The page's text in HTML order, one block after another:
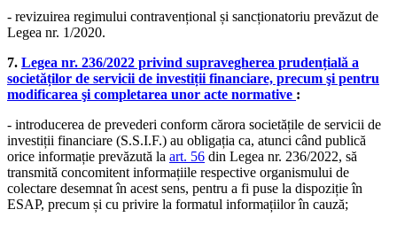
- revizuirea regimului contravențional și sancționatoriu prevăzut de
Legea nr. 1/2020.
7. Legea nr. 236/2022 privind supravegherea prudențială a
societăților de servicii de investiții financiare, precum şi pentru
modificarea şi completarea unor acte normative :
- introducerea de prevederi conform cărora societățile de servicii de
investiții financiare (S.S.I.F.) au obligația ca, atunci când publică
orice informație prevăzută la art. 56 din Legea nr. 236/2022, să
transmită concomitent informațiile respective organismului de
colectare desemnat în acest sens, pentru a fi puse la dispoziție în
ESAP, precum și cu privire la formatul informațiilor în cauză;